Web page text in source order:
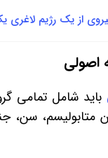
از یک رژیم لاغری
اصولی
باید شامل تمامی
متابولیسم، سن،